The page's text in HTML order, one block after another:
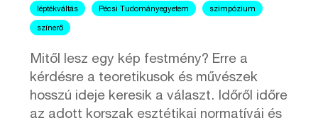
léptékváltás Pécsi Tudományegyetem szimpózium
színerő
Mitől lesz egy kép festmény? Erre a
kérdésre a teoretikusok és művészek
hosszú ideje keresik a választ. Időről időre
az adott korszak esztétikai normatívái és